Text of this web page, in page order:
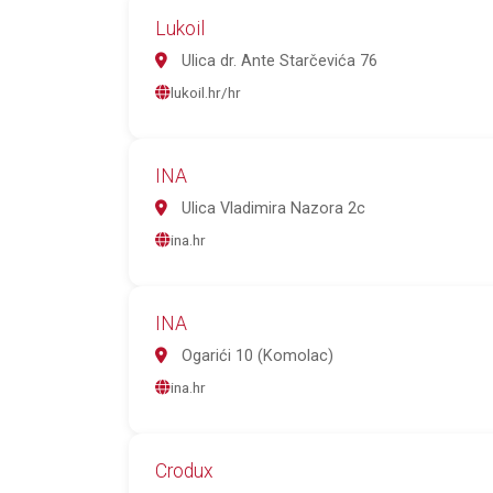
Lukoil
Ulica dr. Ante Starčevića 76
lukoil.hr/hr
INA
Ulica Vladimira Nazora 2c
ina.hr
INA
Ogarići 10 (Komolac)
ina.hr
Crodux